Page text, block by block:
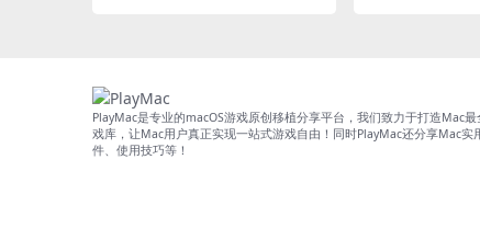
PlayMac是专业的macOS游戏原创移植分享平台，我们致力于打造Mac最
戏库，让Mac用户真正实现一站式游戏自由！同时PlayMac还分享Mac实
件、使用技巧等！